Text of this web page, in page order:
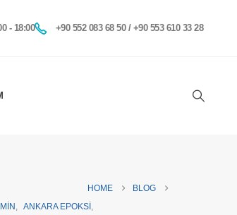
- 18:00 +90 552 083 68 50 / +90 553 610 33 28
HOME
BLOG
ANKARA EPOKSI